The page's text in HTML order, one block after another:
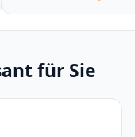
für Sie